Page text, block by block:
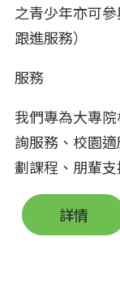
之青少年亦可
跟進服務）
服務
我們專為大專
詢服務、校園
劃課程、朋輩支
詳情